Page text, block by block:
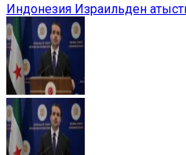
Индонезия Израильден